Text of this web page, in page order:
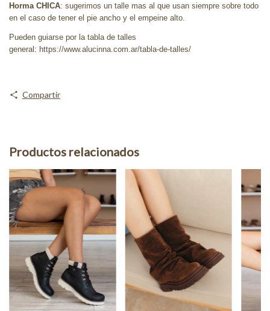
Horma CHICA: sugerimos un talle mas al que usan siempre sobre todo
en el caso de tener el pie ancho y el empeine alto.
Pueden guiarse por la tabla de talles
general: https://www.alucinna.com.ar/tabla-de-talles/
Compartir
Productos relacionados